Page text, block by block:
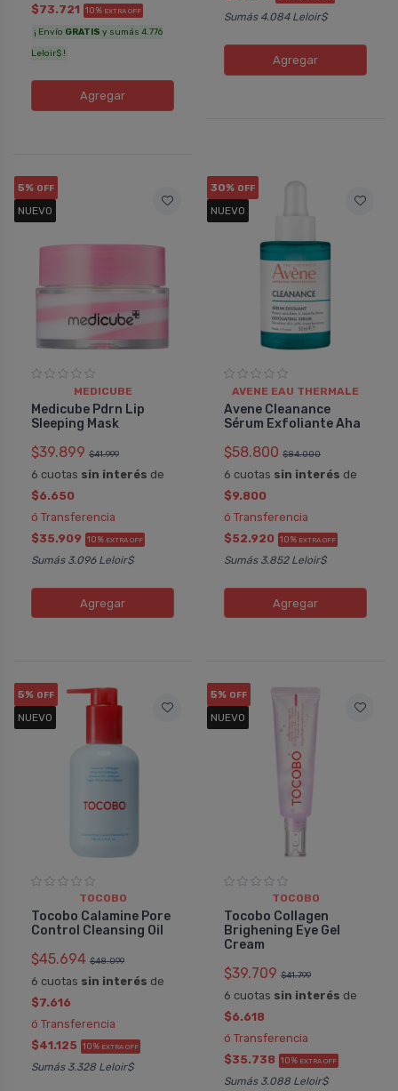
$73.721 10% EXTRA OFF
¡ Envío GRATIS y sumás 4.776
Leloir$ !
Agregar
Sumás 4.084 Leloir$
Agregar
5% OFF
NUEVO
MEDICUBE
Medicube Pdrn Lip
Sleeping Mask
$39.899 $41.999
6 cuotas sin interés de
$6.650
ó Transferencia
$35.909 10% EXTRA OFF
Sumás 3.096 Leloir$
Agregar
30% OFF
NUEVO
AVENE EAU THERMALE
Avene Cleanance
Sérum Exfoliante Aha
$58.800 $84.000
6 cuotas sin interés de
$9.800
ó Transferencia
$52.920 10% EXTRA OFF
Sumás 3.852 Leloir$
Agregar
5% OFF
NUEVO
TOCOBO
Tocobo Calamine Pore
Control Cleansing Oil
$45.694 $48.099
6 cuotas sin interés de
$7.616
ó Transferencia
$41.125 10% EXTRA OFF
Sumás 3.328 Leloir$
5% OFF
NUEVO
TOCOBO
Tocobo Collagen
Brighening Eye Gel
Cream
$39.709 $41.799
6 cuotas sin interés de
$6.618
ó Transferencia
$35.738 10% EXTRA OFF
Sumás 3.088 Leloir$